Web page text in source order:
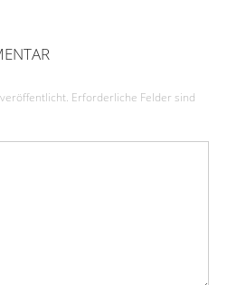
Erforderliche Felder sind